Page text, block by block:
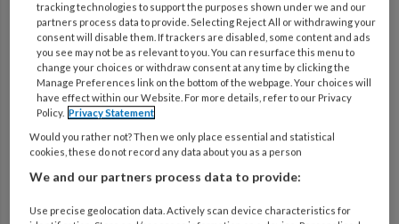
Aquaport in Den Helder Suppen
op de bso
5 AUGUSTUS 2026
Eigenaarschap van teams ‘Geef
mensen verantwoordelijkheid’
tracking technologies to support the purposes shown under we and our
partners process data to provide. Selecting Reject All or withdrawing your
consent will disable them. If trackers are disabled, some content and ads
you see may not be as relevant to you. You can resurface this menu to
change your choices or withdraw consent at any time by clicking the
Manage Preferences link on the bottom of the webpage. Your choices will
have effect within our Website. For more details, refer to our Privacy
Policy. Privacy Statement
Would you rather not? Then we only place essential and statistical
cookies, these do not record any data about you as a person
We and our partners process data to provide:
Use precise geolocation data. Actively scan device characteristics for